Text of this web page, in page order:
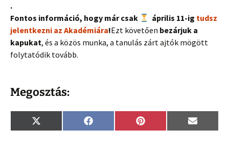
.
Fontos információ, hogy már csak
április 11-ig tudsz
jelentkezni az Akadémiára!Ezt követően bezárjuk a
kapukat, és a közös munka, a tanulás zárt ajtók mögött
folytatódik tovább.
Megosztás:
Share
on
X
(
Share
on
F
a
Share
on
P
i
Share
on
E
m